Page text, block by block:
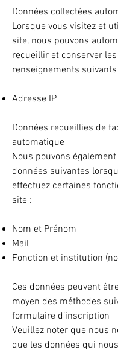
Données collectées
Lorsque vous visitez et
site, nous pouvons
recueillir et conserver les
renseignements suivants
Adresse IP
Données recueillies de
automatique
Nous pouvons
données suivantes
effectuez certaines
site :
Nom et Prénom
Mail
Fonction et institution
Ces données peuvent
moyen des méthodes
formulaire d’inscription
Veuillez noter que nous
que les données qui